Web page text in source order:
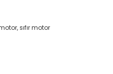
sıfır motor